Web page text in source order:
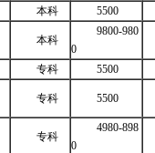
本科 5500
本科
9800-980
0
专科 5500
专科 5500
专科
4980-898
0